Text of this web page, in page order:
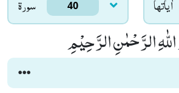
سورۃ 40 اٰياتها
الرَّحْمٰنِ الرَّحِیْمِ